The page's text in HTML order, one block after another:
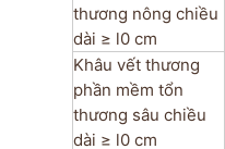
thương nông chiều
dài ≥ l0 cm
Khâu vết thương
phần mềm tổn
thương sâu chiều
dài ≥ l0 cm